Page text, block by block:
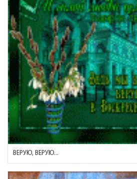
ВЕРУЮ, ВЕРУЮ...